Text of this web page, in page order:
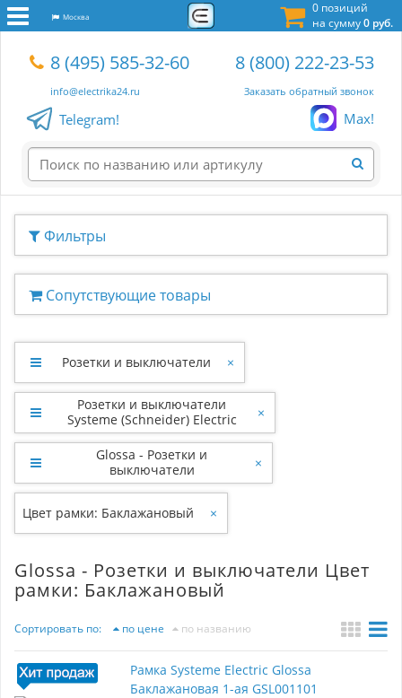
0 позиций
на сумму0 руб.
Москва
8 (495) 585-32-60
info@electrika24.ru
8 (800) 222-23-53
Заказать обратный звонок
Telegram! Max!
Фильтры
Сопутствующие товары
Розетки и выключатели ×
Розетки и выключатели
Systeme (Schneider) Electric
×
Glossa - Розетки и
выключатели
×
Цвет рамки: Баклажановый ×
Glossa - Розетки и выключатели Цвет
рамки: Баклажановый
Сортировать по: по цене по названию
Рамка Systeme Electric Glossa
Баклажановая 1-ая GSL001101